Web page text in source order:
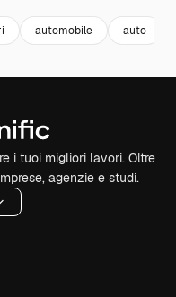
automobile auto
i tuoi migliori lavori. Oltre
agenzie e studi.